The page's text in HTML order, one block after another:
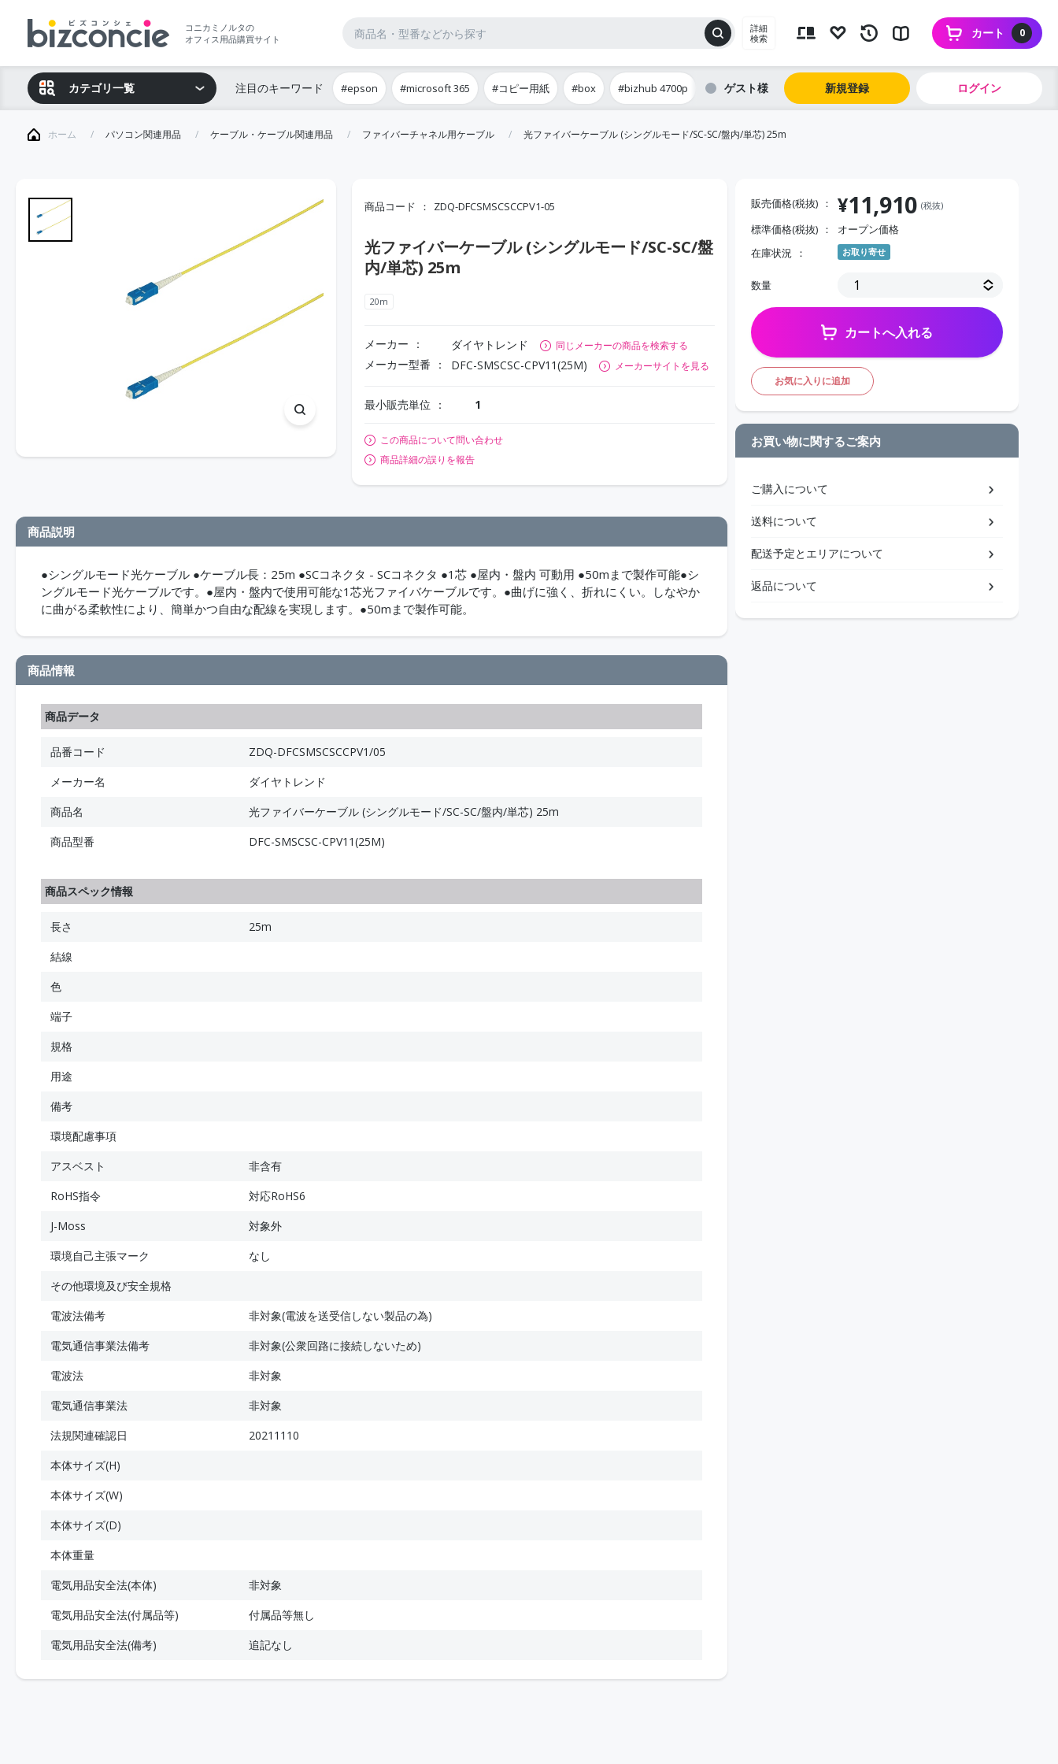
コニカミノルタの
オフィス用品購買サイト
詳細
検索
0
カート
カテゴリ一覧 注目のキーワード #epson #microsoft 365 #コピー用紙 #box #bizhub 4700p ゲスト 新規登録 ログイン
ホーム パソコン関連用品 ケーブル・ケーブル関連用品 ファイバーチャネル用ケーブル 光ファイバーケーブル (シングルモード/SC-SC/盤内/単芯) 25m
商品コード ZDQ-DFCSMSCSCCPV1-05
光ファイバーケーブル (シングルモード/SC-SC/盤
内/単芯) 25m
20m
メーカー ダイヤトレンド 同じメーカーの商品を検索する
メーカー型番 DFC-SMSCSC-CPV11(25M) メーカーサイトを見る
最小販売単位 1
この商品について問い合わせ
商品詳細の誤りを報告
商品説明
●シングルモード光ケーブル ●ケーブル長：25m ●SCコネクタ - SCコネクタ ●1芯 ●屋内・盤内 可動用 ●50mまで製作可能●シ
ングルモード光ケーブルです。●屋内・盤内で使用可能な1芯光ファイバケーブルです。●曲げに強く、折れにくい。しなやか
に曲がる柔軟性により、簡単かつ自由な配線を実現します。●50mまで製作可能。
商品情報
商品データ
品番コード
ZDQ-DFCSMSCSCCPV1/05
メーカー名
ダイヤトレンド
商品名
光ファイバーケーブル (シングルモード/SC-SC/盤内/単芯) 25m
商品型番
DFC-SMSCSC-CPV11(25M)
商品スペック情報
長さ
25m
結線
色
端子
規格
用途
備考
環境配慮事項
アスベスト
非含有
RoHS指令
対応RoHS6
J-Moss
対象外
環境自己主張マーク
なし
その他環境及び安全規格
電波法備考
非対象(電波を送受信しない製品の為)
電気通信事業法備考
非対象(公衆回路に接続しないため)
電波法
非対象
電気通信事業法
非対象
法規関連確認日
20211110
本体サイズ(H)
本体サイズ(W)
本体サイズ(D)
本体重量
電気用品安全法(本体)
非対象
電気用品安全法(付属品等)
付属品等無し
電気用品安全法(備考)
追記なし
販売価格(税抜) ¥11,910 (税抜)
標準価格(税抜)
オープン価格
在庫状況
お取り寄せ
数量
カートへ入れる
お気に入りに追加
お買い物に関するご案内
ご購入について
送料について
配送予定とエリアについて
返品について